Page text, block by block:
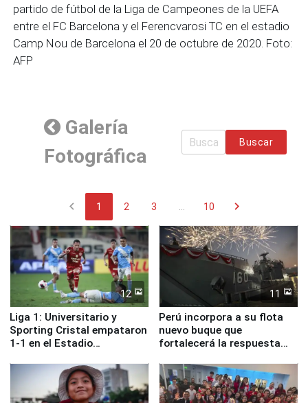
partido de fútbol de la Liga de Campeones de la UEFA
entre el FC Barcelona y el Ferencvarosi TC en el estadio
Camp Nou de Barcelona el 20 de octubre de 2020. Foto:
AFP
Galería
Fotográfica
Buscar
chevron_left 1 2 3 ... 10 chevron_right
12
Liga 1: Universitario y
Sporting Cristal empataron
1-1 en el Estadio
11
Perú incorpora a su flota
nuevo buque que
fortalecerá la respuesta